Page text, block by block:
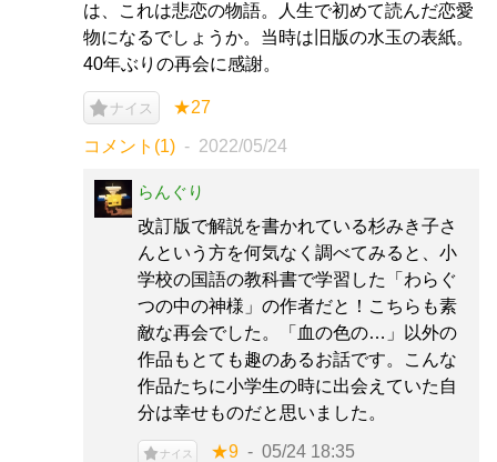
は、これは悲恋の物語。人生で初めて読んだ恋愛
物になるでしょうか。当時は旧版の水玉の表紙。
40年ぶりの再会に感謝。
ナイス ★27
コメント(1) 2022/05/24
らんぐり
改訂版で解説を書かれている杉みき子さ
んという方を何気なく調べてみると、小
学校の国語の教科書で学習した「わらぐ
つの中の神様」の作者だと！こちらも素
敵な再会でした。「血の色の…」以外の
作品もとても趣のあるお話です。こんな
作品たちに小学生の時に出会えていた自
分は幸せものだと思いました。
ナイス ★9 05/24 18:35